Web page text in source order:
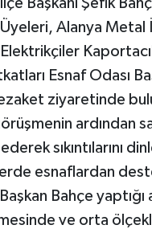
Alanya Metal
Esnaf Odası
ziyaretinde
ardından
sıkıntılarını
esnaflardan
Bahçe yaptığı
ve orta